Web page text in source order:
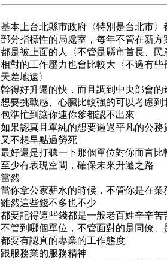
基本上台北縣市政府〈特別是台北市
部分指標性的局處室，每年不管在新
都是被上面的人〈不管是縣市首長、
相對的工作壓力也會比較大〈不過有
天差地遠〉
幹得好升遷的快，而且調到中央部會的
想要挑戰感、心臟比較強的可以考慮
包準忙到讓你連你爹都認不出來
如果認真且單純的想要過過平凡的公務
又不想早點過勞死
最好還是打聽一下那個單位對你而言比
至少有表現空間，確保未來升遷之路
當然
當你拿公家薪水的時候，不管你是在業
雖然這些錢不多也不少
都要記得這些錢都是一般老百姓辛辛苦
不管到哪個單位，不管面對的是同僚
都要有認真的專業的工作態度
跟服務業的服務精神